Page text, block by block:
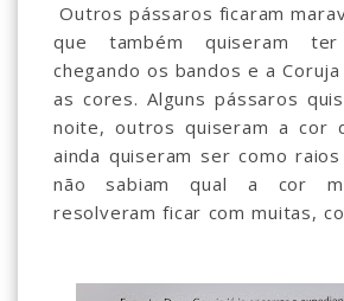
Outros pássaros ficaram
que também quiseram
chegando os bandos e a
as cores. Alguns pássaros
noite, outros quiseram a cor
ainda quiseram ser como
não sabiam qual a cor
resolveram ficar com muitas,